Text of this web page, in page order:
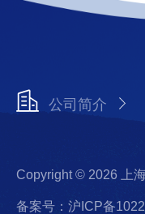
公司简介
Copyright © 2026 上
备案号：沪ICP备